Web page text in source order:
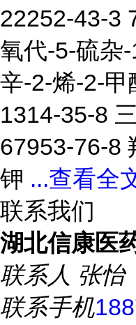
22252-43-3
氧代-5-硫杂
辛-2-烯-2-甲
1314-35-8
67953-76-8
钾 ...查看全
联系我们
湖北信康医
联系人 张怡
联系手机